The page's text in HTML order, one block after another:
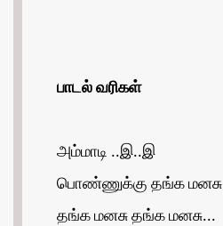
பாடல் வரிகள்
அம்மாடி ..இ..இ
பொண்ணுக்கு தங்க மனசு
தங்க மனசு தங்க மனசு...